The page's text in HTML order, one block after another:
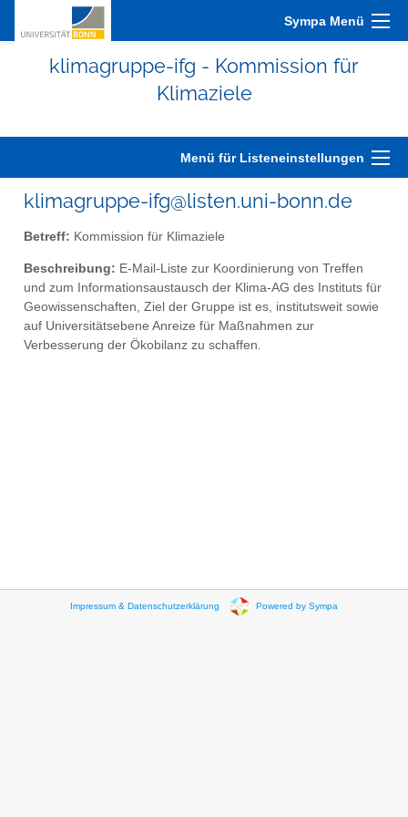
Sympa Menü
klimagruppe-ifg - Kommission für
Klimaziele
Menü für Listeneinstellungen
klimagruppe-ifg@listen.uni-bonn.de
Betreff: Kommission für Klimaziele
Beschreibung: E-Mail-Liste zur Koordinierung von Treffen
und zum Informationsaustausch der Klima-AG des Instituts für
Geowissenschaften, Ziel der Gruppe ist es, institutsweit sowie
auf Universitätsebene Anreize für Maßnahmen zur
Verbesserung der Ökobilanz zu schaffen.
Impressum & Datenschutzerklärung Powered by Sympa